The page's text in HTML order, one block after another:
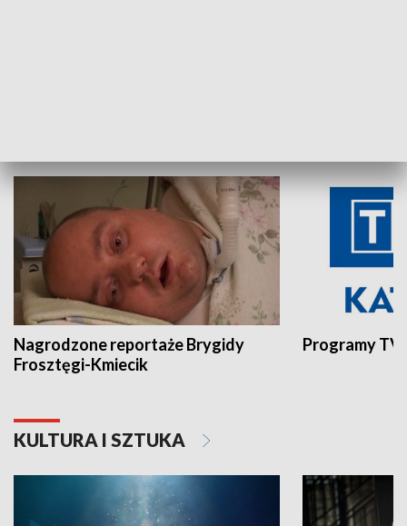
Nagrodzone reportaże Brygidy
Frosztęgi-Kmiecik
Programy
KULTURA I SZTUKA